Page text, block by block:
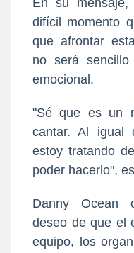
En su
difícil momento
que afrontar
no será
emocional.
"Sé que es un
cantar. Al igual
estoy tratando
poder hacerlo",
Danny Ocean
deseo de que el
equipo, los